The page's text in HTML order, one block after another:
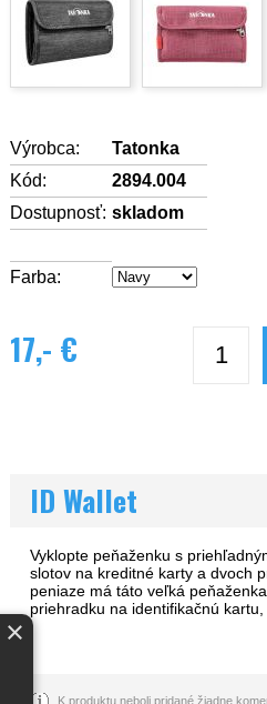
Výrobca:
Tatonka
Kód:
2894.004
Dostupnosť: skladom
Farba:
17,- €
ID Wallet
Vyklopte peňaženku s
slotov na kreditné karty a dvoch
peniaze má táto veľká
priehradku na identifikačnú
K produktu neboli pridané žiadne
×